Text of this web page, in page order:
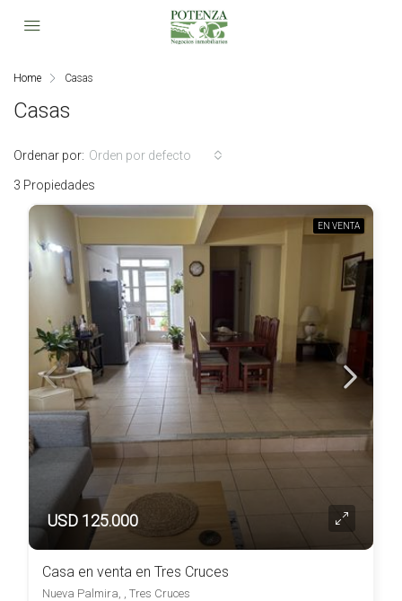
Home Casas
Casas
3 Propiedades
Ordenar por: Orden por defecto
EN VENTA
USD 125.000
Casa en venta en Tres Cruces
Nueva Palmira, , Tres Cruces